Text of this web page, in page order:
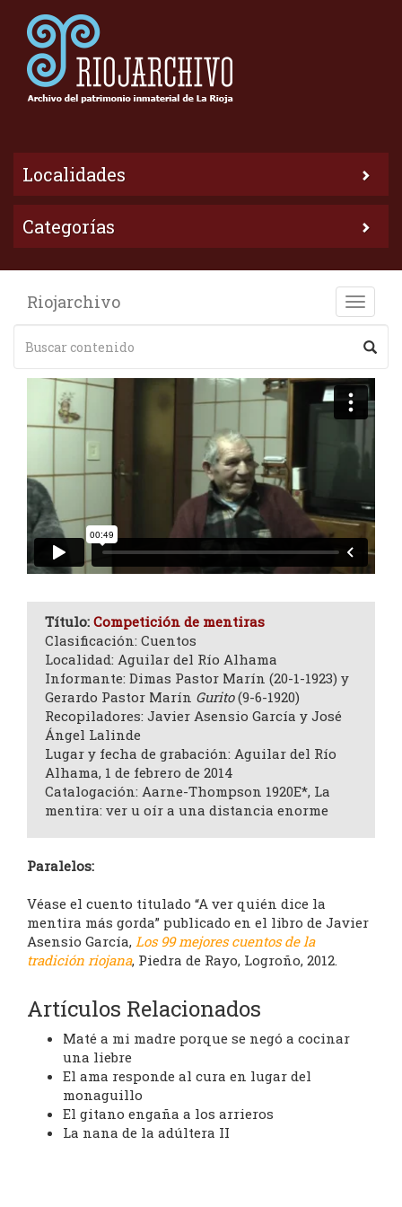
Localidades
Categorías
Toggle
Riojarchivo
Título: Competición de mentiras
Clasificación: Cuentos
Localidad: Aguilar del Río Alhama
Informante: Dimas Pastor Marín (20-1-1923) y
Gerardo Pastor Marín Gurito(9-6-1920)
Recopiladores: Javier Asensio García y José
Ángel Lalinde
Lugar y fecha de grabación: Aguilar del Río
Alhama, 1 de febrero de 2014
Catalogación: Aarne-Thompson 1920E*, La
mentira: ver u oír a una distancia enorme
Paralelos:
Véase el cuento titulado “A ver quién dice la
mentira más gorda” publicado en el libro de Javier
Asensio García, Los 99 mejores cuentos de la
tradición riojana, Piedra de Rayo, Logroño, 2012.
Artículos Relacionados
Maté a mi madre porque se negó a cocinar
una liebre
El ama responde al cura en lugar del
monaguillo
El gitano engaña a los arrieros
La nana de la adúltera II